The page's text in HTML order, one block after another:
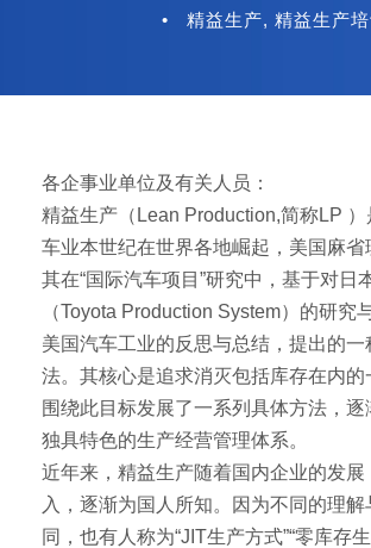
•
精益生产, 精益生产培
各企事业单位及有关人员：
精益生产（Lean Production,简称LP
车业本世纪在世界各地崛起，美国麻省
其在“国际汽车项目”研究中，基于对日
（Toyota Production System）的研究
美国汽车工业的反思与总结，提出的
法。其核心是追求消灭包括库存在内的
围绕此目标发展了一系列具体方法，逐
独具特色的生产经营管理体系。
近年来，精益生产随着国内企业的发展
入，逐渐为国人所知。因为不同的理解
同，也有人称为“JIT生产方式”“零库存